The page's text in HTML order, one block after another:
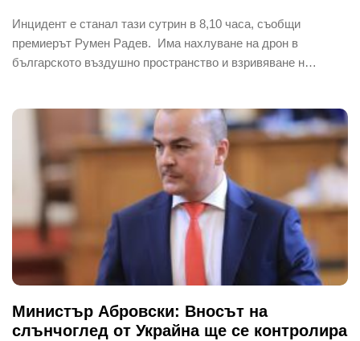
Инцидент е станал тази сутрин в 8,10 часа, съобщи
премиерът Румен Радев. Има нахлуване на дрон в
българското въздушно пространство и взривяване н…
Министър Абровски: Вносът на
слънчоглед от Украйна ще се контролира